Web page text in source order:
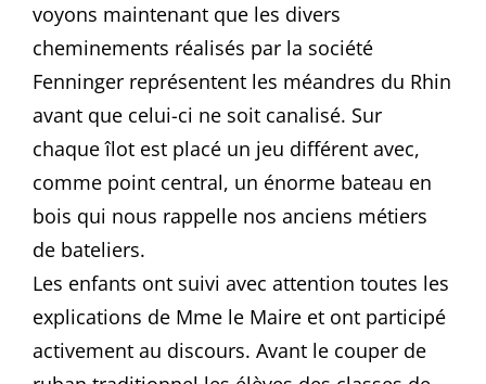
voyons maintenant que les divers
cheminements réalisés par la société
Fenninger représentent les méandres du Rhin
avant que celui-ci ne soit canalisé. Sur
chaque îlot est placé un jeu différent avec,
comme point central, un énorme bateau en
bois qui nous rappelle nos anciens métiers
de bateliers.
Les enfants ont suivi avec attention toutes les
explications de Mme le Maire et ont participé
activement au discours. Avant le couper de